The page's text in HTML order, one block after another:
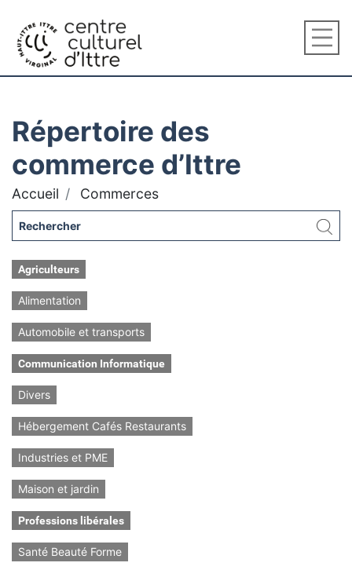
Répertoire des
commerce d’Ittre
Accueil Commerces
Agriculteurs
Alimentation
Automobile et transports
Communication Informatique
Divers
Hébergement Cafés Restaurants
Industries et PME
Maison et jardin
Professions libérales
Santé Beauté Forme